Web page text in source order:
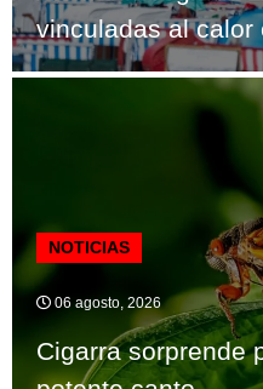
vinculadas al calor
NOTICIAS
06 agosto, 2026
Cigarra sorprende